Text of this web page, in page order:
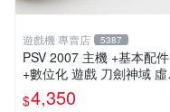
遊戲機 專賣店 5387
PSV 2007 主機 +基本配件
+數位化 遊戲 刀劍神域 虛空
幻界 保修一年
$4,350